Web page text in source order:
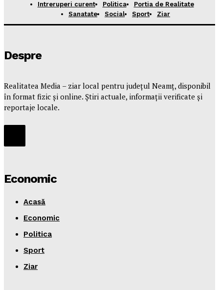
Intreruperi curent
Politica
Portia de Realitate
Sanatate
Social Sport Ziar
Despre
Realitatea Media – ziar local pentru județul Neamț, disponibil
în format fizic și online. Știri actuale, informații verificate și
reportaje locale.
Economic
Acasă
Economic
Politica
Sport
Ziar